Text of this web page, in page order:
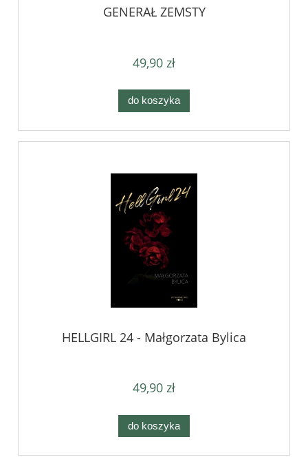
GENERAŁ ZEMSTY
49,90 zł
do koszyka
HELLGIRL 24 - Małgorzata Bylica
49,90 zł
do koszyka